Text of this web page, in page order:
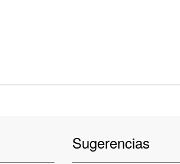
Sugerencias